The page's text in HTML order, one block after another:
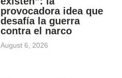
provocadora idea que
desafía la guerra
contra el narco
August 6, 2026